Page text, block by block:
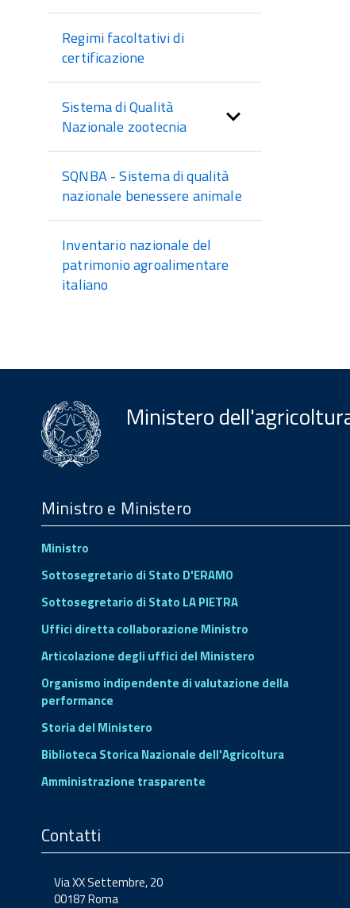
Regimi facoltativi di
certificazione
Sistema di Qualità
Nazionale zootecnia
SQNBA - Sistema di qualità
nazionale benessere animale
Inventario nazionale del
patrimonio agroalimentare
italiano
Ministero
Footer
Ministro e Ministero
Ministro
Sottosegretario di Stato D'ERAMO
Sottosegretario di Stato LA PIETRA
Uffici diretta collaborazione Ministro
Articolazione degli uffici del Ministero
Organismo indipendente di valutazione della
performance
Storia del Ministero
Biblioteca Storica Nazionale dell'Agricoltura
Amministrazione trasparente
Contatti
Via XX Settembre, 20
00187 Roma